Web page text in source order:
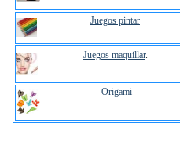
Juegos pintar
Juegos maquillar.
Origami